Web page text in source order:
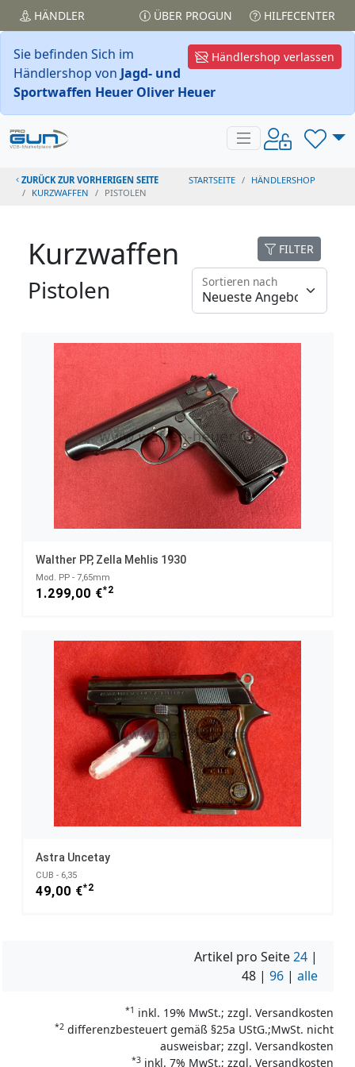
HÄNDLER ÜBER PROGUN HILFECENTER
Händlershop verlassen
Sie befinden Sich im
Händlershop von Jagd- und
Sportwaffen Heuer Oliver Heuer
ZURÜCK ZUR VORHERIGEN SEITE STARTSEITE
HÄNDLERSHOP
KURZWAFFEN
PISTOLEN
Kurzwaffen
Pistolen
FILTER
Sortieren nach
Walther PP, Zella Mehlis 1930
Mod. PP - 7,65mm
1.299,00 €*2
Astra Uncetay
CUB - 6,35
49,00 €*2
Artikel pro Seite24 |
48 | 96 | alle
*1 inkl. 19% MwSt.; zzgl. Versandkosten
*2 differenzbesteuert gemäß §25a UStG.;MwSt. nicht
ausweisbar; zzgl. Versandkosten
*3 inkl. 7% MwSt.; zzgl. Versandkosten